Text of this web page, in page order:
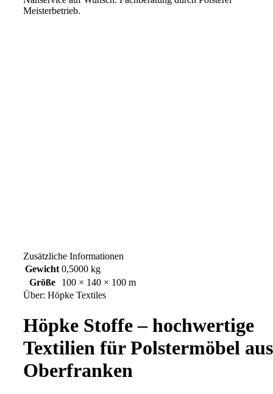
Meisterbetrieb.
Zusätzliche Informationen
Gewicht 0,5000 kg
Größe
100 × 140 × 100 m
Über: Höpke Textiles
Höpke Stoffe – hochwertige
Textilien für Polstermöbel aus
Oberfranken